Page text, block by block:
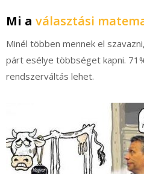
Mi a választási
Minél többen mennek el
párt esélye többséget kapni.
rendszerváltás lehet.